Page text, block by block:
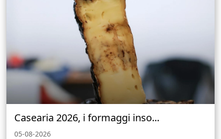
Casearia 2026, i formaggi inso...
05-08-2026